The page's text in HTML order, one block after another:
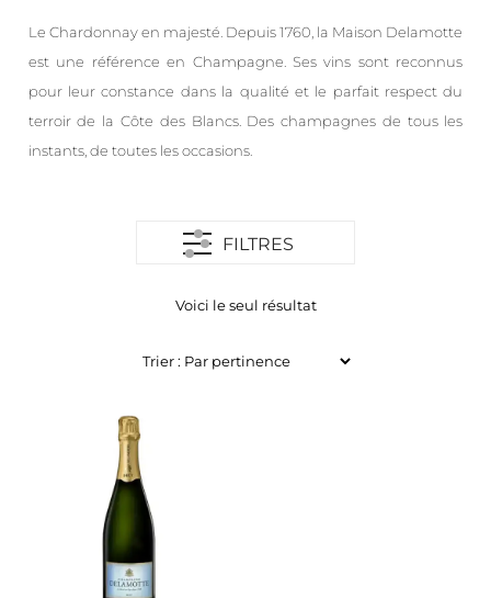
Le Chardonnay en majesté. Depuis 1760, la Maison Delamotte
est une référence en Champagne. Ses vins sont reconnus
pour leur constance dans la qualité et le parfait respect du
terroir de la Côte des Blancs. Des champagnes de tous les
instants, de toutes les occasions.
FILTRES
Voici le seul résultat